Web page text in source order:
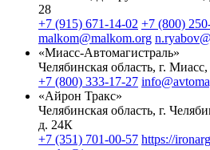
28
+7 (915) 671-14-02 +7 (800)
malkom@malkom.org
«Миасс-Автомагистраль»
Челябинская область, г.
+7 (800) 333-17-27
«Айрон Тракс»
Челябинская область, г.
д. 24К
+7 (351) 701-00-57 https://